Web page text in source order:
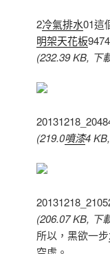
2冷氣排水01這
明架天花板
(232.39 KB, 下
(219.0噴漆4
(206.07 KB, 下
所以，黑欲一步